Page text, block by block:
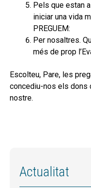
Pels que estan
iniciar una vida
PREGUEM:
Per nosaltres.
més de prop
Escolteu, Pare, les
concediu-nos els dons
nostre.
Actualitat